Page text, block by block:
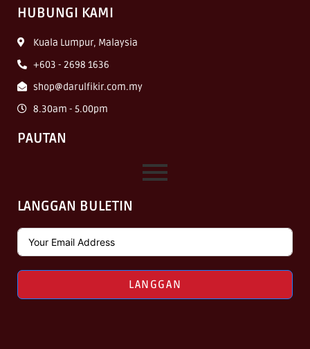
HUBUNGI KAMI
Kuala Lumpur, Malaysia
+603 - 2698 1636
shop@darulfikir.com.my
8.30am - 5.00pm
PAUTAN
LANGGAN BULETIN
LANGGAN